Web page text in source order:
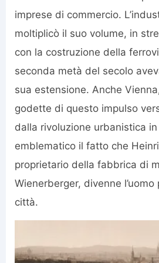
imprese di commercio.
moltiplicò il suo volume, in
con la costruzione della
seconda metà del secolo
sua estensione. Anche
godette di questo impulso
dalla rivoluzione urbanistica in
emblematico il fatto che
proprietario della fabbrica di
Wienerberger, divenne
città.